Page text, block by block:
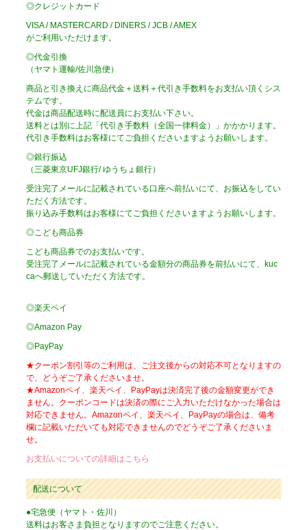
◎クレジットカード
VISA / MASTERCARD / DINERS / JCB / AMEX
がご利用いただけます。
◎代金引換
（ヤマト運輸/佐川急便）
商品と引き換えに商品代金＋送料＋代引き手数料をお支払い頂くシス
テムです。
代金は商品配送時に配送員にお支払い下さい。
送料とは別に上記「代引き手数料（全国一律料金）」かかかります。
代引き手数料はお客様にてご負担くださいますようお願いします。
◎銀行振込
（三菱東京UFJ銀行/ ゆうちょ銀行）
受注完了メールに記載されている口座へ前払いにて、お振込をしてい
ただく方法です。
振り込み手数料はお客様にてご負担くださいますようお願いします。
◎こども商品券
こども商品券でのお支払いです。
受注完了メールに記載されている金額分の商品券を前払いにて、kuc
caへ郵送していただく方法です。
◎楽天ペイ
◎Amazon Pay
◎PayPay
★クーポン割引等のご利用は、ご注文後からの対応不可となりますの
で、どうぞご了承くださいませ。
★Amazonペイ、楽天ペイ、PayPayは決済完了後の金額変更ができ
ません。クーポンコードは決済の際にご入力いただけなかった場合は
対応できません。Amazonペイ、楽天ペイ、PayPayの場合は、備考
欄に記載いただいても対応できませんのでどうぞご了承くださいま
せ。
お支払いについての詳細はこちら
配送について
●宅急便（ヤマト・佐川）
送料はお客さま負担となりますのでご注意ください。